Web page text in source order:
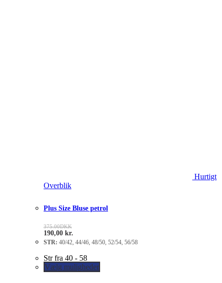
Hurtigt
Overblik
Plus Size Bluse petrol
375.00DKK
190,00 kr.
STR: 40/42, 44/46, 48/50, 52/54, 56/58
Str fra 40 - 58
Vælg muligheder